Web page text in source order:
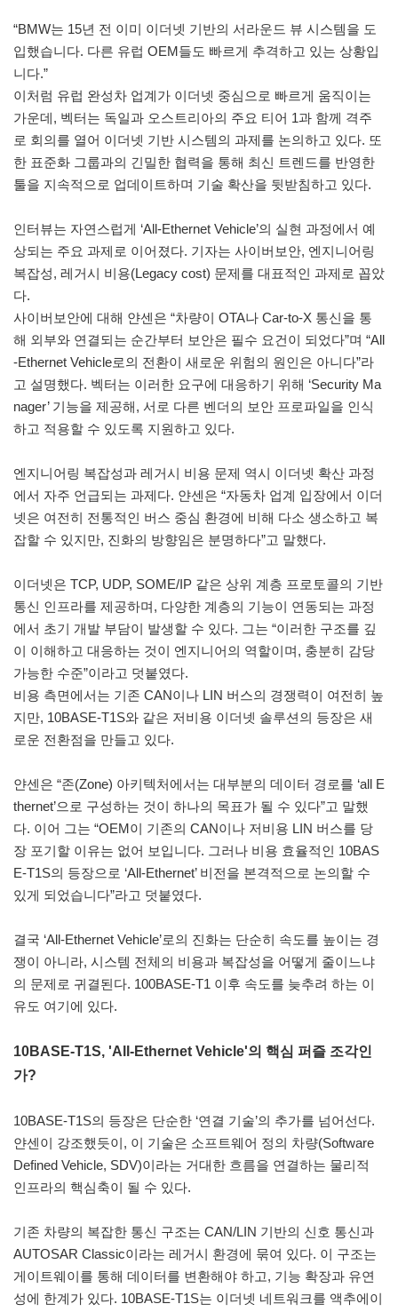
“BMW는 15년 전 이미 이더넷 기반의 서라운드 뷰 시스템을 도
입했습니다. 다른 유럽 OEM들도 빠르게 추격하고 있는 상황입
니다.”
이처럼 유럽 완성차 업계가 이더넷 중심으로 빠르게 움직이는
가운데, 벡터는 독일과 오스트리아의 주요 티어 1과 함께 격주
로 회의를 열어 이더넷 기반 시스템의 과제를 논의하고 있다. 또
한 표준화 그룹과의 긴밀한 협력을 통해 최신 트렌드를 반영한
툴을 지속적으로 업데이트하며 기술 확산을 뒷받침하고 있다.
인터뷰는 자연스럽게 ‘All-Ethernet Vehicle’의 실현 과정에서 예
상되는 주요 과제로 이어졌다. 기자는 사이버보안, 엔지니어링
복잡성, 레거시 비용(Legacy cost) 문제를 대표적인 과제로 꼽았
다.
사이버보안에 대해 얀센은 “차량이 OTA나 Car-to-X 통신을 통
해 외부와 연결되는 순간부터 보안은 필수 요건이 되었다”며 “All
-Ethernet Vehicle로의 전환이 새로운 위험의 원인은 아니다”라
고 설명했다. 벡터는 이러한 요구에 대응하기 위해 ‘Security Ma
nager’ 기능을 제공해, 서로 다른 벤더의 보안 프로파일을 인식
하고 적용할 수 있도록 지원하고 있다.
엔지니어링 복잡성과 레거시 비용 문제 역시 이더넷 확산 과정
에서 자주 언급되는 과제다. 얀센은 “자동차 업계 입장에서 이더
넷은 여전히 전통적인 버스 중심 환경에 비해 다소 생소하고 복
잡할 수 있지만, 진화의 방향임은 분명하다”고 말했다.
이더넷은 TCP, UDP, SOME/IP 같은 상위 계층 프로토콜의 기반
통신 인프라를 제공하며, 다양한 계층의 기능이 연동되는 과정
에서 초기 개발 부담이 발생할 수 있다. 그는 “이러한 구조를 깊
이 이해하고 대응하는 것이 엔지니어의 역할이며, 충분히 감당
가능한 수준”이라고 덧붙였다.
비용 측면에서는 기존 CAN이나 LIN 버스의 경쟁력이 여전히 높
지만, 10BASE-T1S와 같은 저비용 이더넷 솔루션의 등장은 새
로운 전환점을 만들고 있다.
얀센은 “존(Zone) 아키텍처에서는 대부분의 데이터 경로를 ‘all E
thernet’으로 구성하는 것이 하나의 목표가 될 수 있다”고 말했
다. 이어 그는 “OEM이 기존의 CAN이나 저비용 LIN 버스를 당
장 포기할 이유는 없어 보입니다. 그러나 비용 효율적인 10BAS
E-T1S의 등장으로 ‘All-Ethernet’ 비전을 본격적으로 논의할 수
있게 되었습니다”라고 덧붙였다.
결국 ‘All-Ethernet Vehicle’로의 진화는 단순히 속도를 높이는 경
쟁이 아니라, 시스템 전체의 비용과 복잡성을 어떻게 줄이느냐
의 문제로 귀결된다. 100BASE-T1 이후 속도를 늦추려 하는 이
유도 여기에 있다.
10BASE-T1S, 'All-Ethernet Vehicle'의 핵심 퍼즐 조각인
가?
10BASE-T1S의 등장은 단순한 ‘연결 기술’의 추가를 넘어선다.
얀센이 강조했듯이, 이 기술은 소프트웨어 정의 차량(Software
Defined Vehicle, SDV)이라는 거대한 흐름을 연결하는 물리적
인프라의 핵심축이 될 수 있다.
기존 차량의 복잡한 통신 구조는 CAN/LIN 기반의 신호 통신과
AUTOSAR Classic이라는 레거시 환경에 묶여 있다. 이 구조는
게이트웨이를 통해 데이터를 변환해야 하고, 기능 확장과 유연
성에 한계가 있다. 10BASE-T1S는 이더넷 네트워크를 액추에이